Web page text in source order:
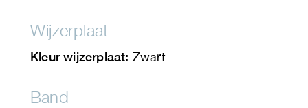
Wijzerplaat
Kleur wijzerplaat: Zwart
Band